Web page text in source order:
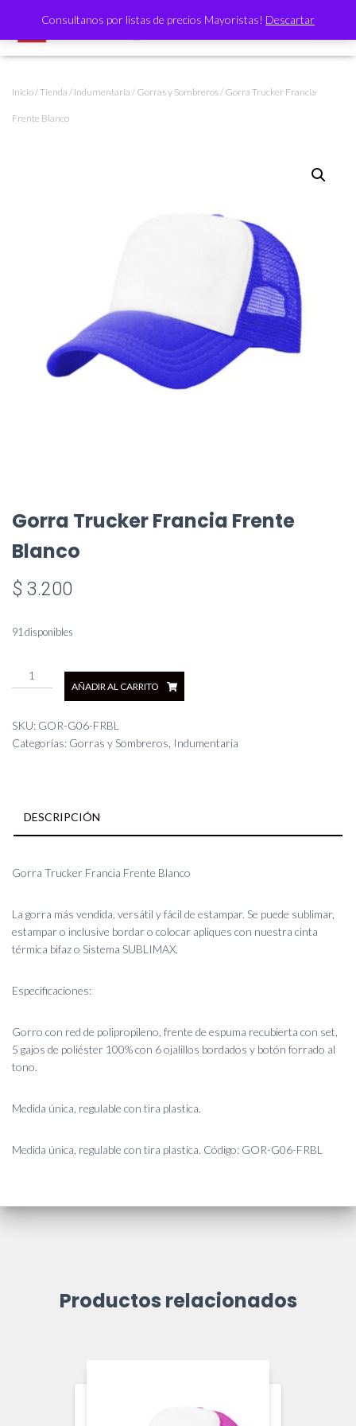
Consultanos por listas de precios Mayoristas! Descartar
Inicio/Tienda / Indumentaria / Gorras y Sombreros/ Gorra Trucker Francia
Frente Blanco
Gorra Trucker Francia Frente
Blanco
$ 3.200
91 disponibles
Gorra
Trucker
Frente
Blanco
AÑADIR AL CARRITO
SKU: GOR-G06-FRBL
Categorías: Gorras y Sombreros Indumentaria
DESCRIPCIÓN
Gorra Trucker Francia Frente Blanco
La gorra más vendida, versátil y fácil de estampar. Se puede sublimar,
estampar o inclusive bordar o colocar apliques con nuestra cinta
térmica bifaz o Sistema SUBLIMAX.
Especificaciones:
Gorro con red de polipropileno, frente de espuma recubierta con set,
5 gajos de poliéster 100% con 6 ojalillos bordados y botón forrado al
tono.
Medida única, regulable con tira plastica.
Medida única, regulable con tira plastica. Código: GOR-G06-FRBL
Productos relacionados